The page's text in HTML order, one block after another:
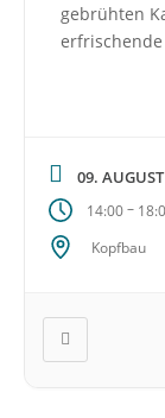
gebrühten
09.
14:00–
Kopfbau